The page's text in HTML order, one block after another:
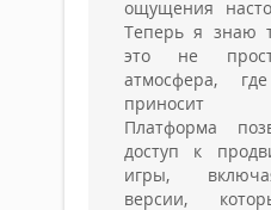
ощущения
Теперь я знаю
это не
атмосфера,
приносит
Платформа
доступ к
игры,
версии,